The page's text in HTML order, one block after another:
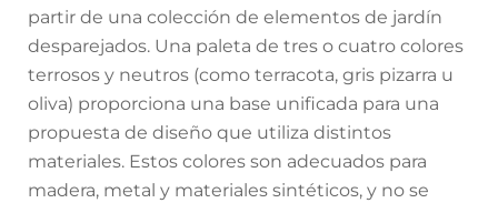
partir de una colección de elementos de jardín
desparejados. Una paleta de tres o cuatro colores
terrosos y neutros (como terracota, gris pizarra u
oliva) proporciona una base unificada para una
propuesta de diseño que utiliza distintos
materiales. Estos colores son adecuados para
madera, metal y materiales sintéticos, y no se